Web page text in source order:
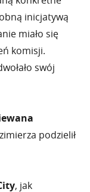
inicjatywą
miało się
komisji.
swój
podzielił
, jak